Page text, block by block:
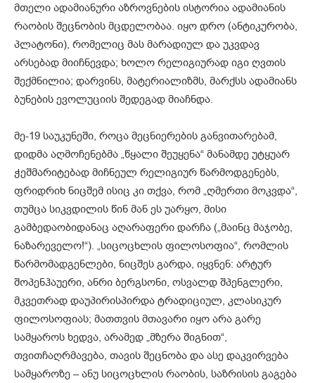
მთელი ადამიანური აზროვნების ისტორია ადამიანის
რაობის შეცნობის მცდელობაა. იყო დრო (ანტიკურობა,
პლატონი), რომელიც მას მარადიულ და უკვდავ
არსებად მიიჩნევდა; ხოლო რელიგიურად იგი ღვთის
შექმნილია; დარვინს, მატერიალიზმს, მარქსს ადამიანს
ბუნების ევოლუციის შედეგად მიაჩნდა.
მე-19 საუკუნეში, როცა მეცნიერების განვითარებამ,
დიდმა აღმოჩენებმა „წყალი შეუყენა“ მანამდე უტყუარ
ჭეშმარიტებად მიჩნეულ რელიგიურ წარმოდგენებს,
ფრიდრიხ ნიცშემ ისიც კი თქვა, რომ „ღმერთი მოკვდა“,
თუმცა სიკვდილის წინ მან ეს უარყო, მისი
გამბედაობიდანაც აღარაფერი დარჩა („მაინც მაჯობე,
ნაზარეველო!“). „სიცოცხლის ფილოსოფია“, რომლის
წარმომადგენლები, ნიცშეს გარდა, იყვნენ: არტურ
შოპენჰაუერი, ანრი ბერგსონი, ოსვალდ შპენგლერი,
მკვეთრად დაუპირისპირდა ტრადიციულ, კლასიკურ
ფილოსოფიას; მათთვის მთავარი იყო არა გარე
სამყაროს ხედვა, არამედ „მზერა შიგნით“,
თვითჩაღრმავება, თავის შეცნობა და ასე დაკვირვება
სამყაროზე – ანუ სიცოცხლის რაობის, საზრისის გაგება